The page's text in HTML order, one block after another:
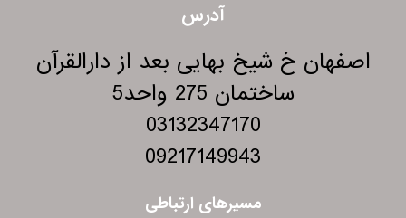
آدرس
اصفهان خ شیخ بهایی بعد از دارالقرآن
ساختمان 275 واحد5
03132347170
09217149943
مسیرهای ارتباطی